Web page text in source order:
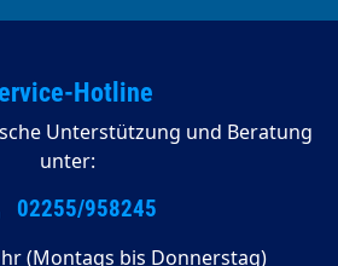
Hotline
Unterstützung und Beratung
unter:
02255/958245
(Montags bis Donnerstag)